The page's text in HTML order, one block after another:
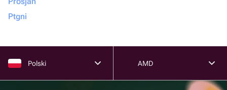
Ptgni
Polski AMD